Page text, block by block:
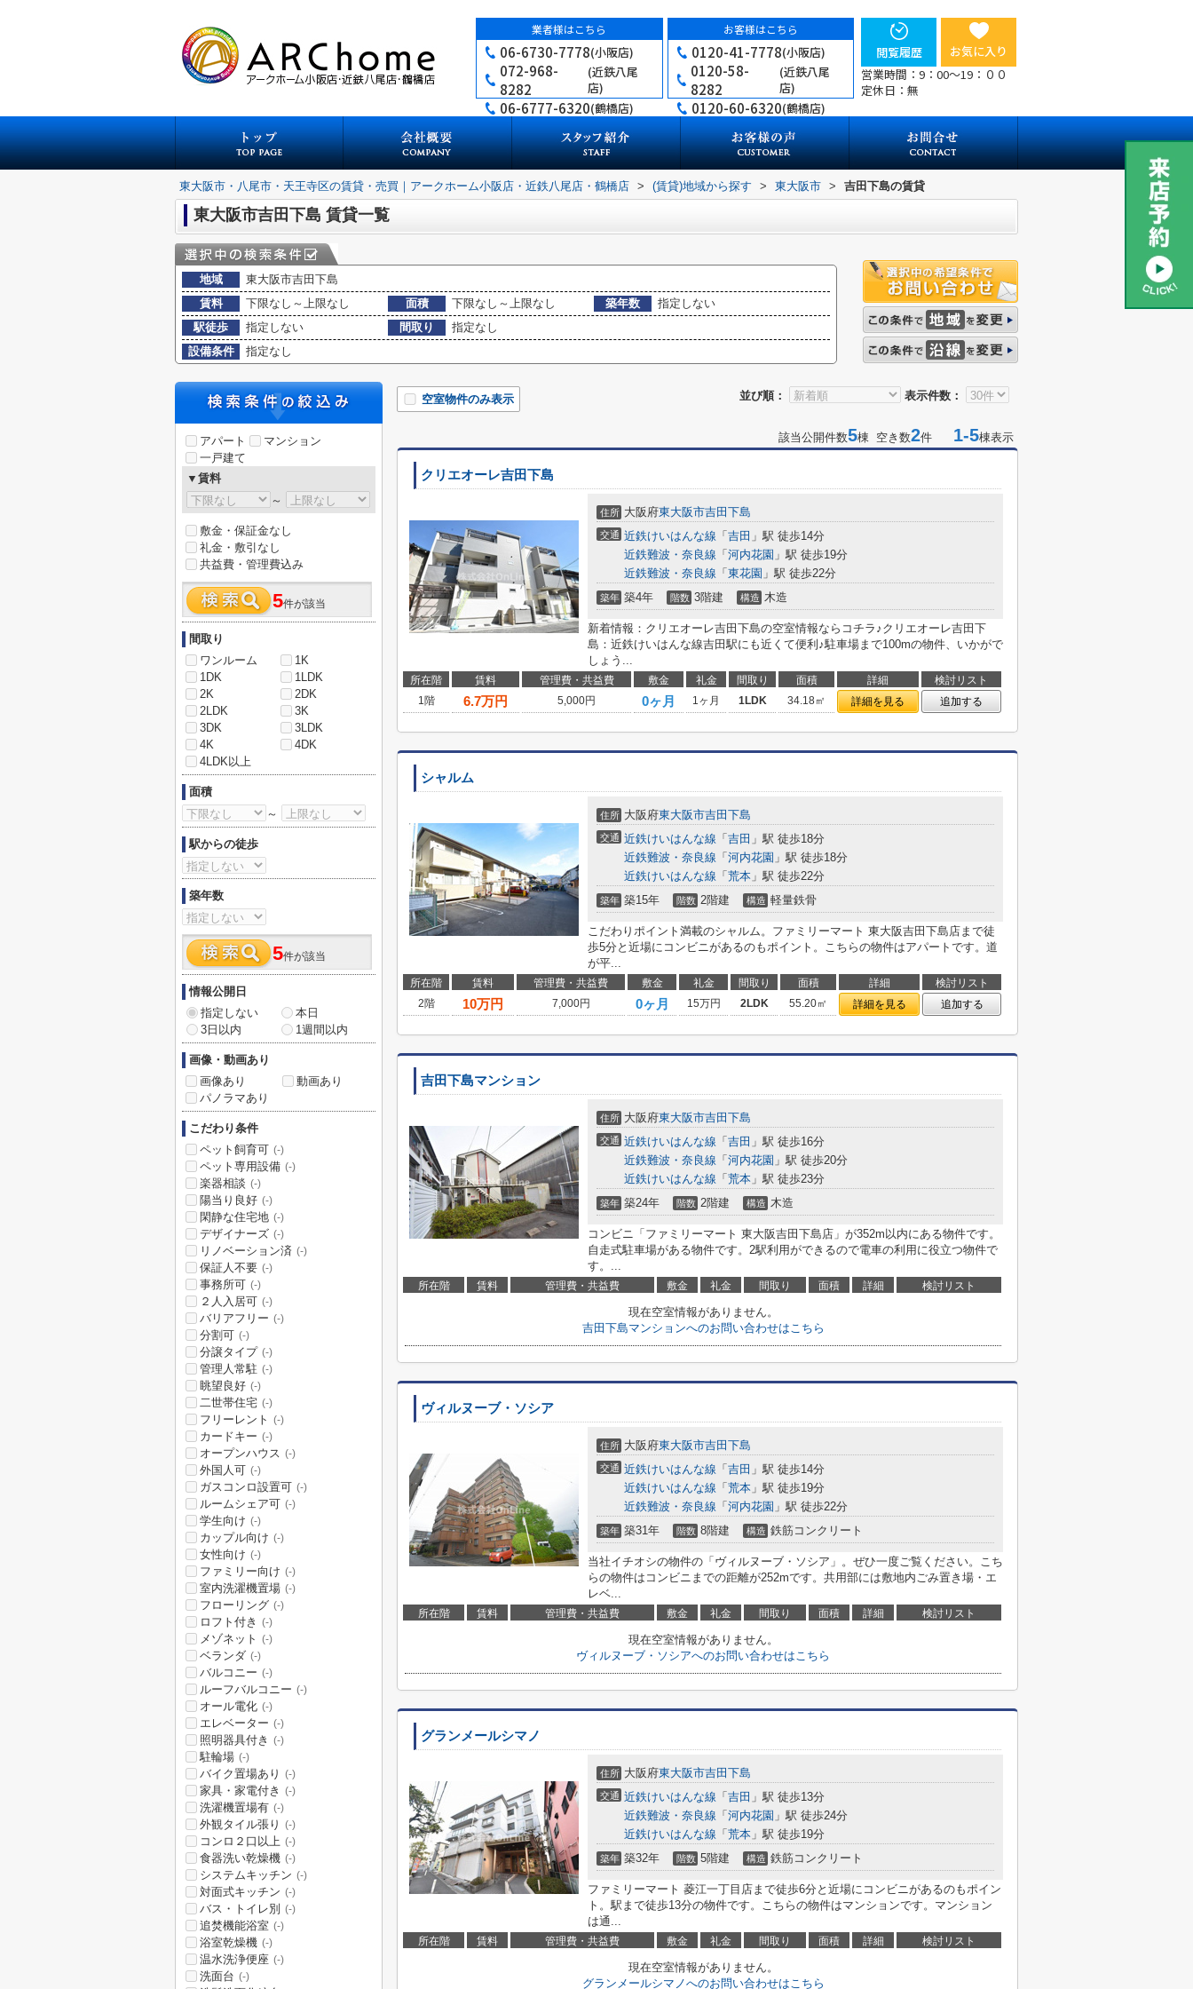
業者様はこちら
06-6730-7778(小阪店)
072-968-
8282
(近鉄八尾
店)
06-6777-6320(鶴橋店)
お客様はこちら
0120-41-7778(小阪店)
0120-58-
8282
(近鉄八尾
店)
0120-60-6320(鶴橋店)
閲覧履歴
お気に入り
営業時間：9：00～19：００
定休日：無
東大阪市・八尾市・天王寺区の賃貸・売買｜アークホーム小阪店・近鉄八尾店・鶴橋店 > (賃貸)地域から探す > 東大阪市 > 吉田下島の賃貸
東大阪市吉田下島 賃貸一覧
地域
東大阪市吉田下島
賃料
下限なし～上限なし 面積 下限なし～上限なし 築年数
指定しない
駅徒歩
指定しない 間取り
指定なし
設備条件
指定なし
並び順： 表示件数：
空室物件のみ表示
該当公開件数5棟 空き数2件 1-5棟表示
クリエオーレ吉田下島
住所 大阪府東大阪市吉田下島
交通 近鉄けいはんな線 「 吉田 」駅 徒歩14分
近鉄難波・奈良線 「 河内花園 」駅 徒歩19分
近鉄難波・奈良線 「 東花園 」駅 徒歩22分
築年 築4年 階数 3階建 構造 木造
新着情報：クリエオーレ吉田下島の空室情報ならコチラ♪クリエオーレ吉田下
島：近鉄けいはんな線吉田駅にも近くて便利♪駐車場まで100mの物件、いかがで
しょう...
所在階 賃料 管理費・共益費 敷金 礼金 間取り 面積 詳細
検討リスト
1階
6.7万円 5,000円 0ヶ月 1ヶ月 1LDK 34.18㎡ 詳細を見る 追加する
シャルム
住所 大阪府東大阪市吉田下島
交通 近鉄けいはんな線 「 吉田 」駅 徒歩18分
近鉄難波・奈良線 「 河内花園 」駅 徒歩18分
近鉄けいはんな線 「 荒本 」駅 徒歩22分
築年 築15年 階数 2階建 構造 軽量鉄骨
こだわりポイント満載のシャルム。ファミリーマート 東大阪吉田下島店まで徒
歩5分と近場にコンビニがあるのもポイント。こちらの物件はアパートです。道
が平...
所在階 賃料 管理費・共益費 敷金 礼金 間取り 面積 詳細
検討リスト
2階
10万円 7,000円 0ヶ月 15万円 2LDK 55.20㎡ 詳細を見る 追加する
吉田下島マンション
住所 大阪府東大阪市吉田下島
交通 近鉄けいはんな線 「 吉田 」駅 徒歩16分
近鉄難波・奈良線 「 河内花園 」駅 徒歩20分
近鉄けいはんな線 「 荒本 」駅 徒歩23分
築年 築24年 階数 2階建 構造 木造
コンビニ「ファミリーマート 東大阪吉田下島店」が352m以内にある物件です。
自走式駐車場がある物件です。2駅利用ができるので電車の利用に役立つ物件で
す。...
所在階 賃料 管理費・共益費 敷金 礼金 間取り 面積 詳細 検討リスト
現在空室情報がありません。
吉田下島マンションへのお問い合わせはこちら
ヴィルヌーブ・ソシア
住所 大阪府東大阪市吉田下島
交通 近鉄けいはんな線 「 吉田 」駅 徒歩14分
近鉄けいはんな線 「 荒本 」駅 徒歩19分
近鉄難波・奈良線 「 河内花園 」駅 徒歩22分
築年 築31年 階数 8階建 構造 鉄筋コンクリート
当社イチオシの物件の「ヴィルヌーブ・ソシア」。ぜひ一度ご覧ください。こち
らの物件はコンビニまでの距離が252mです。共用部には敷地内ごみ置き場・エ
レベ...
所在階 賃料 管理費・共益費 敷金 礼金 間取り 面積 詳細 検討リスト
現在空室情報がありません。
ヴィルヌーブ・ソシアへのお問い合わせはこちら
グランメールシマノ
住所 大阪府東大阪市吉田下島
交通 近鉄けいはんな線 「 吉田 」駅 徒歩13分
近鉄難波・奈良線 「 河内花園 」駅 徒歩24分
近鉄けいはんな線 「 荒本 」駅 徒歩19分
築年 築32年 階数 5階建 構造 鉄筋コンクリート
ファミリーマート 菱江一丁目店まで徒歩6分と近場にコンビニがあるのもポイン
ト。駅まで徒歩13分の物件です。こちらの物件はマンションです。マンション
は通...
所在階 賃料 管理費・共益費 敷金 礼金 間取り 面積 詳細 検討リスト
現在空室情報がありません。
グランメールシマノへのお問い合わせはこちら
アパート
マンション
一戸建て
▼賃料
～
敷金・保証金なし
礼金・敷引なし
共益費・管理費込み
5件が該当
間取り
ワンルーム
1K
1DK
1LDK
2K
2DK
2LDK
3K
3DK
3LDK
4K
4DK
4LDK以上
面積
～
駅からの徒歩
築年数
5件が該当
情報公開日
指定しない
本日
3日以内
1週間以内
画像・動画あり
画像あり
動画あり
パノラマあり
こだわり条件
ペット飼育可 (-)
ペット専用設備 (-)
楽器相談 (-)
陽当り良好 (-)
閑静な住宅地 (-)
デザイナーズ (-)
リノベーション済 (-)
保証人不要 (-)
事務所可 (-)
２人入居可 (-)
バリアフリー (-)
分割可 (-)
分譲タイプ (-)
管理人常駐 (-)
眺望良好 (-)
二世帯住宅 (-)
フリーレント (-)
カードキー (-)
オープンハウス (-)
外国人可 (-)
ガスコンロ設置可 (-)
ルームシェア可 (-)
学生向け (-)
カップル向け (-)
女性向け (-)
ファミリー向け (-)
室内洗濯機置場 (-)
フローリング (-)
ロフト付き (-)
メゾネット (-)
ベランダ (-)
バルコニー (-)
ルーフバルコニー (-)
オール電化 (-)
エレベーター (-)
照明器具付き (-)
駐輪場 (-)
バイク置場あり (-)
家具・家電付き (-)
洗濯機置場有 (-)
外観タイル張り (-)
コンロ２口以上 (-)
食器洗い乾燥機 (-)
システムキッチン (-)
対面式キッチン (-)
バス・トイレ別 (-)
追焚機能浴室 (-)
浴室乾燥機 (-)
温水洗浄便座 (-)
洗面台 (-)